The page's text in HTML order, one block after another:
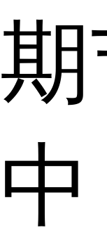
期